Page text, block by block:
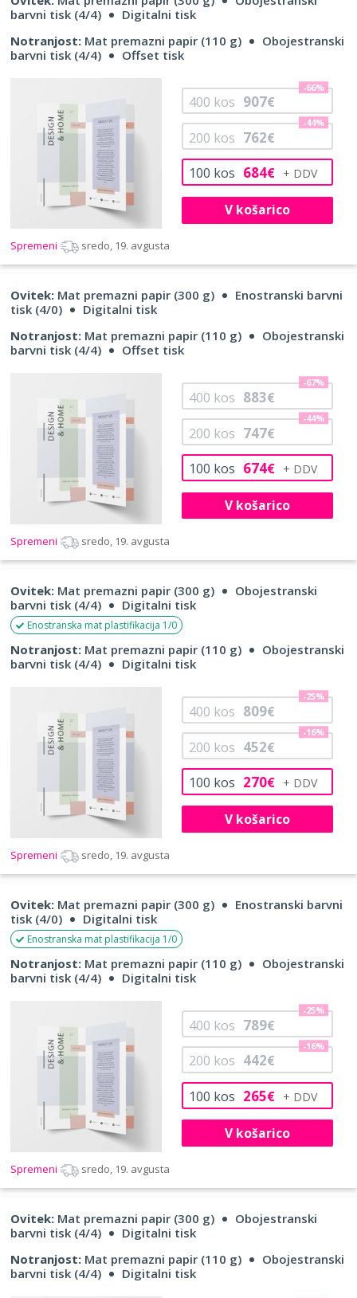
barvni tisk (4/4)
Digitalni tisk
Notranjost: Mat premazni papir (110 g)
Obojestranski
barvni tisk (4/4)
Offset tisk
100 kos 684€
200 kos 762€
-44%
400 kos 907€
-66%
V košarico
Spremeni sredo, 19. avgusta
Ovitek: Mat premazni papir (300 g)
Enostranski barvni
tisk (4/0)
Digitalni tisk
Notranjost: Mat premazni papir (110 g)
Obojestranski
barvni tisk (4/4)
Offset tisk
100 kos 674€
200 kos 747€
-44%
400 kos 883€
-67%
V košarico
Spremeni sredo, 19. avgusta
Ovitek: Mat premazni papir (300 g)
Obojestranski
barvni tisk (4/4)
Digitalni tisk
Enostranska mat plastifikacija 1/0
Notranjost: Mat premazni papir (110 g)
Obojestranski
barvni tisk (4/4)
Digitalni tisk
100 kos 270€
200 kos 452€
-16%
400 kos 809€
-25%
V košarico
Spremeni sredo, 19. avgusta
Ovitek: Mat premazni papir (300 g)
Enostranski barvni
tisk (4/0)
Digitalni tisk
Enostranska mat plastifikacija 1/0
Notranjost: Mat premazni papir (110 g)
Obojestranski
barvni tisk (4/4)
Digitalni tisk
100 kos 265€
200 kos 442€
-16%
400 kos 789€
-25%
V košarico
Spremeni sredo, 19. avgusta
Ovitek: Mat premazni papir (300 g)
Obojestranski
barvni tisk (4/4)
Digitalni tisk
Notranjost: Mat premazni papir (110 g)
Obojestranski
barvni tisk (4/4)
Digitalni tisk